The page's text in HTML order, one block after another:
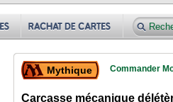
Mythique Commander
Carcasse mécanique